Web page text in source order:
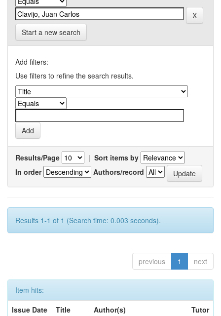
Start a new search
Add filters:
Use filters to refine the search results.
Results/Page | Sort items by
In order
Authors/record
Results 1-1 of 1 (Search time: 0.003 seconds).
previous 1 next
Item hits:
Issue Date
Title Author(s)
Tutor